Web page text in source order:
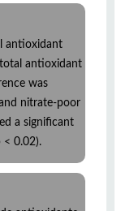
antioxidant
total antioxidant
was
nitrate-poor
a significant
< 0.02).